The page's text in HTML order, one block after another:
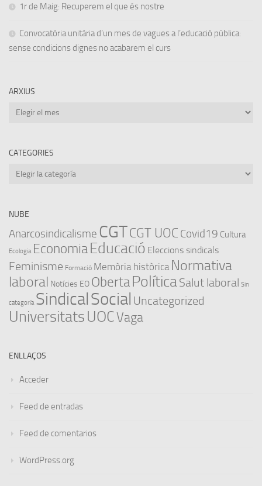
1r de Maig: Recuperem el que és nostre
Convocatòria unitària d’un mes de vagues a l’educació pública:
sense condicions dignes no acabarem el curs
ARXIUS
Arxius
CATEGORIES
Categories
NUBE
Anarcosindicalisme CGTCGT UOC Covid19 Cultura
Ecologia EconomiaEducació Eleccions sindicals
Feminisme Formació Memòria històrica Normativa
laboral Notícies EO ObertaPolíticaSalut laboral Sin
categoría SindicalSocial Uncategorized
UniversitatsUOCVaga
ENLLAÇOS
Acceder
Feed de entradas
Feed de comentarios
WordPress.org